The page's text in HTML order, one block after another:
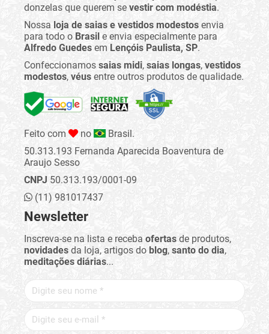
donzelas que querem se vestir com modéstia.
Nossa loja de saias e vestidos modestos envia
para todo o Brasil e envia especialmente para
Alfredo Guedes em Lençóis Paulista, SP.
Confeccionamos saias midi, saias longas, vestidos
modestos, véus entre outros produtos de qualidade.
Feito com no
Brasil.
50.313.193 Fernanda Aparecida Boaventura de
Araujo Sesso
CNPJ 50.313.193/0001-09
(11) 981017437
Newsletter
Inscreva-se na lista e receba ofertas de produtos,
novidades da loja, artigos do blog, santo do dia,
meditações diárias...